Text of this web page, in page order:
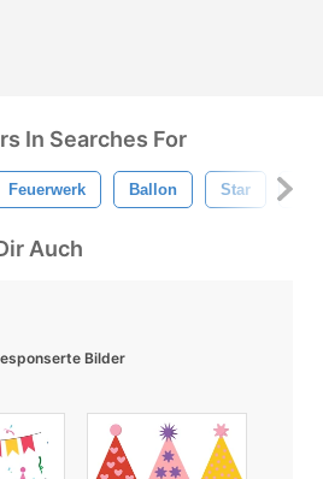
In Searches For
Feuerwerk Ballon Star
Auch
Bilder